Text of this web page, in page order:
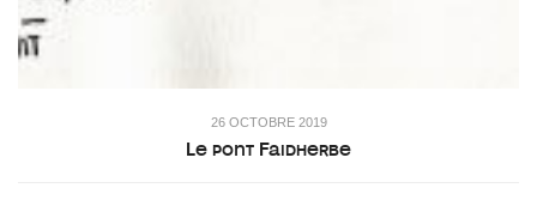
26 OCTOBRE 2019
Le pont Faidherbe